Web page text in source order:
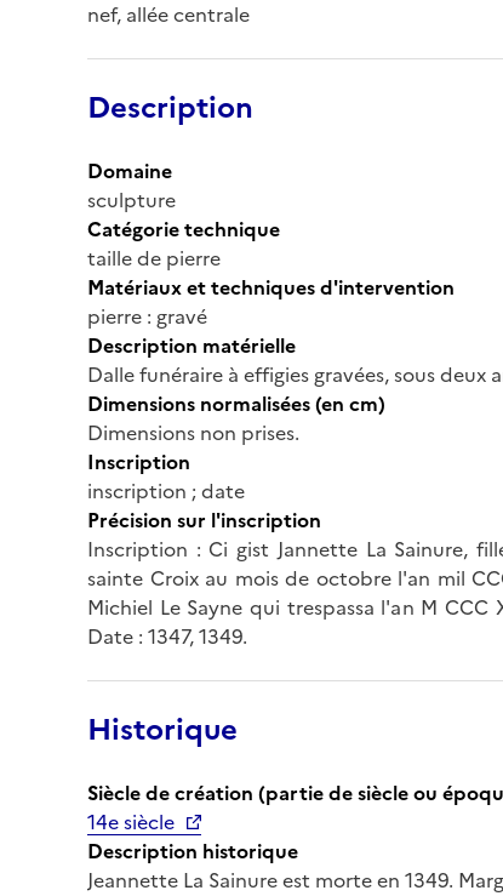
nef, allée centrale
Description
Domaine
sculpture
Catégorie technique
taille de pierre
Matériaux et techniques d'intervention
pierre : gravé
Description matérielle
Dalle funéraire à effigies gravées, sous deux
Dimensions normalisées (en cm)
Dimensions non prises.
Inscription
inscription ; date
Précision sur l'inscription
Inscription : Ci gist Jannette La Sainure,
sainte Croix au mois de octobre l'an mil
Michiel Le Sayne qui trespassa l'an M
Date : 1347, 1349.
Historique
Siècle de création (partie de siècle ou
14e siècle
Description historique
Jeannette La Sainure est morte en 1349.